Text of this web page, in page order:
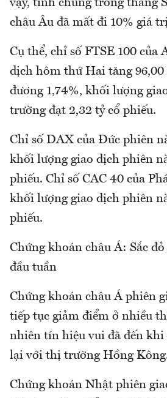
vậy, tính chung trong tháng
châu Âu đã mất đi 10% giá
Cụ thể, chỉ số FTSE 100 của
dịch hôm thứ Hai tăng 96,00
đương 1,74%, khối lượng
trường đạt 2,32 tỷ cổ phiếu.
Chỉ số DAX của Đức phiên
khối lượng giao dịch phiên
phiếu. Chỉ số CAC 40 của
khối lượng giao dịch phiên
phiếu.
Chứng khoán châu Á: Sắc
đầu tuần
Chứng khoán châu Á phiên
tiếp tục giảm điểm ở nhiều
nhiên tín hiệu vui đã đến khi
lại với thị trường Hồng
Chứng khoán Nhật phiên